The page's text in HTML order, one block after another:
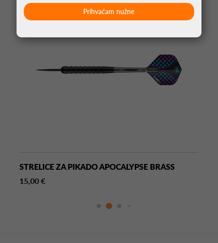
STRELICE ZA PIKADO APOCALYPSE BRASS
15,00 €
Prihvaćam nužne